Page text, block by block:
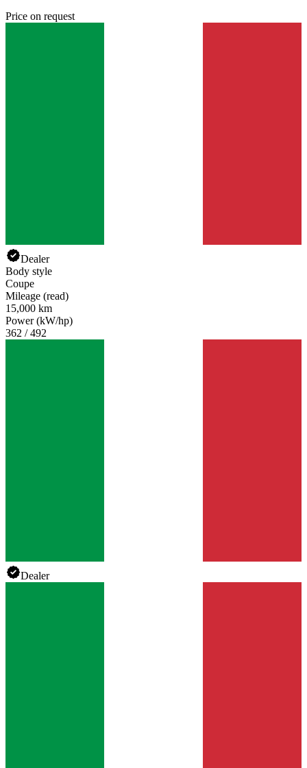
Price on request
Dealer
Body style
Coupe
Mileage (read)
15,000 km
Power (kW/hp)
362 / 492
Dealer